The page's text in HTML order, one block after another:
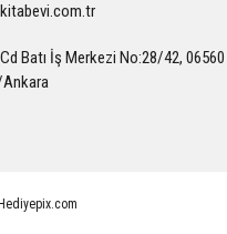
Batı İş Merkezi No:28/42, 06560